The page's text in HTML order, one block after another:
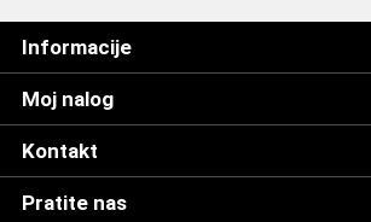
Informacije
Moj nalog
Kontakt
Pratite nas